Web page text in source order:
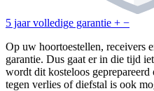
5 jaar volledige garantie + −
Op uw hoortoestellen, receivers
garantie. Dus gaat er in die tijd
wordt dit kosteloos
tegen verlies of diefstal is ook